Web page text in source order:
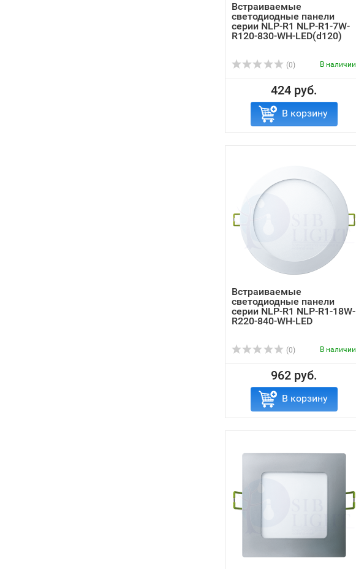
Встраиваемые
светодиодные панели
серии NLP-R1 NLP-R1-7W-
R120-830-WH-LED(d120)
(0) В наличии
424 руб.
В корзину
Встраиваемые
светодиодные панели
серии NLP-R1 NLP-R1-18W-
R220-840-WH-LED
(0) В наличии
962 руб.
В корзину